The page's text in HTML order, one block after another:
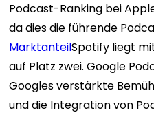
Podcast-Ranking bei
da dies die führende
MarktanteilSpotify liegt
auf Platz zwei. Google
Googles verstärkte
und die Integration von